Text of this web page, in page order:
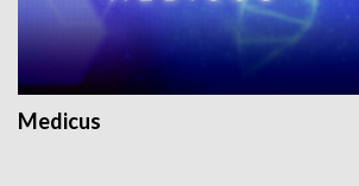
Medicus